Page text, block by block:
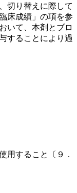
切り替えに際して
床成績」の項を参
いて、本剤とブロ
することにより過
用すること〔９．